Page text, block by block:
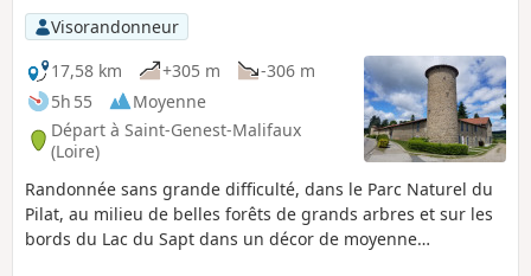
Visorandonneur
17,58 km
+305 m
-306 m
5h 55
Moyenne
Départ à Saint-Genest-Malifaux
(Loire)
Randonnée sans grande difficulté, dans le Parc Naturel du
Pilat, au milieu de belles forêts de grands arbres et sur les
bords du Lac du Sapt dans un décor de moyenne